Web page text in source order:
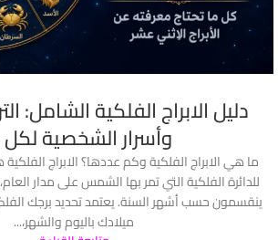
دليل الابراج الفلكية الشامل:
وأسرار الشخصية لكل
ما هي الابراج الفلكية وكم عددها؟ الابراج
ينقسمون حسب أشهر السنة. يعتمد تحديد برجك
ميلادك باليوم والشهر،...